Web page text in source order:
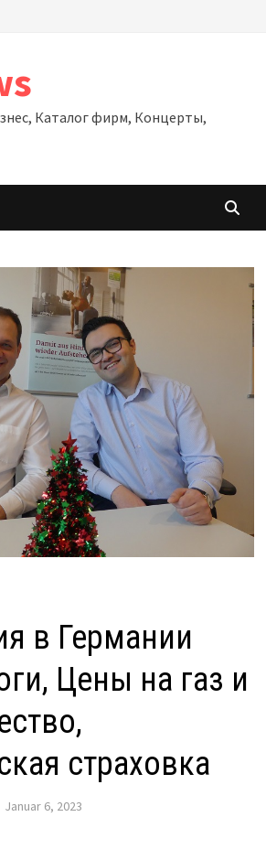
Каталог фирм, Концерты,
в Германии
Цены на газ и
страховка
Januar 6, 2023